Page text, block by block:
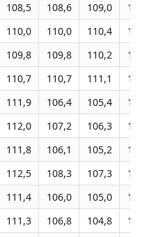
108,5 108,6 109,0
110,0 110,0 110,4
109,8 109,8 110,2
110,7 110,7 111,1
111,9 106,4 105,4
112,0 107,2 106,3
111,8 106,1 105,2
112,5 108,3 107,3
111,4 106,0 105,0
111,3 106,8 104,8